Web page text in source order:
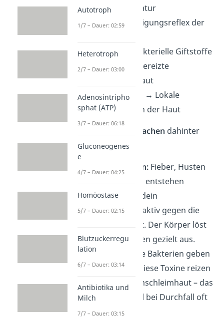
Körpertemperatur
Husten→ Reinigungsreflex der
Durchfall
→ Bakterielle Giftstoffe
(Toxine) oder gereizte
Darmschleimhaut
Hautausschlag
→ Lokale
Immunreaktion der Haut
zwei Hauptursachen dahinter
sind:
Immunreaktion: Fieber, Husten
und Schnupfen entstehen
dadurch, dass dein
Immunsystem aktiv gegen die
Erreger kämpft. Der Körper löst
diese Reaktionen gezielt aus.
Toxine:
Manche Bakterien geben
Giftstoffe ab. Diese Toxine reizen
direkt die Darmschleimhaut – das
ist zum Beispiel bei Durchfall oft
der Fall.
Autotroph
1/7 – Dauer: 02:59
Heterotroph
2/7 – Dauer: 03:00
Adenosintripho
sphat (ATP)
3/7 – Dauer: 06:18
Gluconeogenes
e
4/7 – Dauer: 04:25
Homöostase
5/7 – Dauer: 02:15
Blutzuckerregu
lation
6/7 – Dauer: 03:14
Antibiotika und
Milch
7/7 – Dauer: 03:15